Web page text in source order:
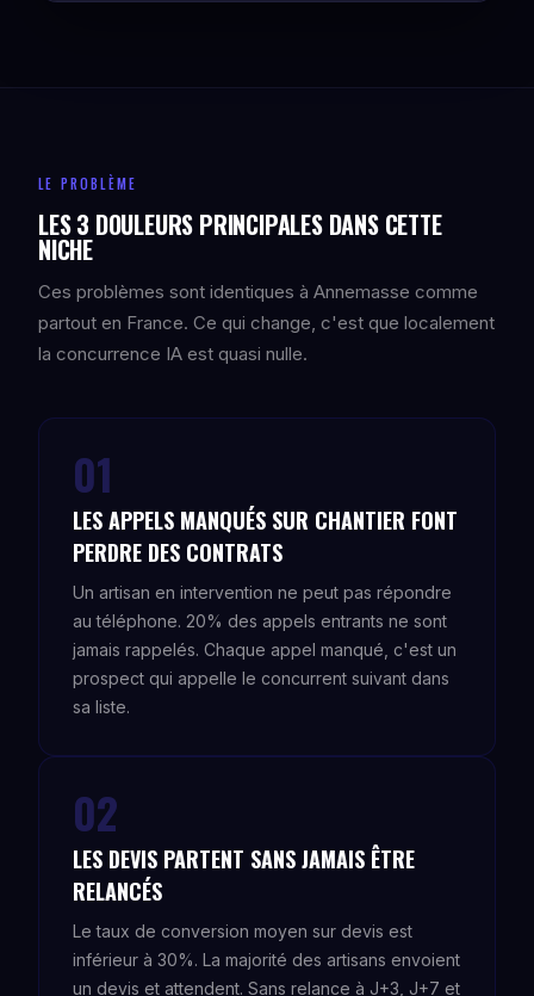
LE PROBLÈME
LES 3 DOULEURS PRINCIPALES DANS CETTE
NICHE
Ces problèmes sont identiques à Annemasse comme
partout en France. Ce qui change, c'est que localement
la concurrence IA est quasi nulle.
01
LES APPELS MANQUÉS SUR CHANTIER FONT
PERDRE DES CONTRATS
Un artisan en intervention ne peut pas répondre
au téléphone. 20% des appels entrants ne sont
jamais rappelés. Chaque appel manqué, c'est un
prospect qui appelle le concurrent suivant dans
sa liste.
02
LES DEVIS PARTENT SANS JAMAIS ÊTRE
RELANCÉS
Le taux de conversion moyen sur devis est
inférieur à 30%. La majorité des artisans envoient
un devis et attendent. Sans relance à J+3, J+7 et